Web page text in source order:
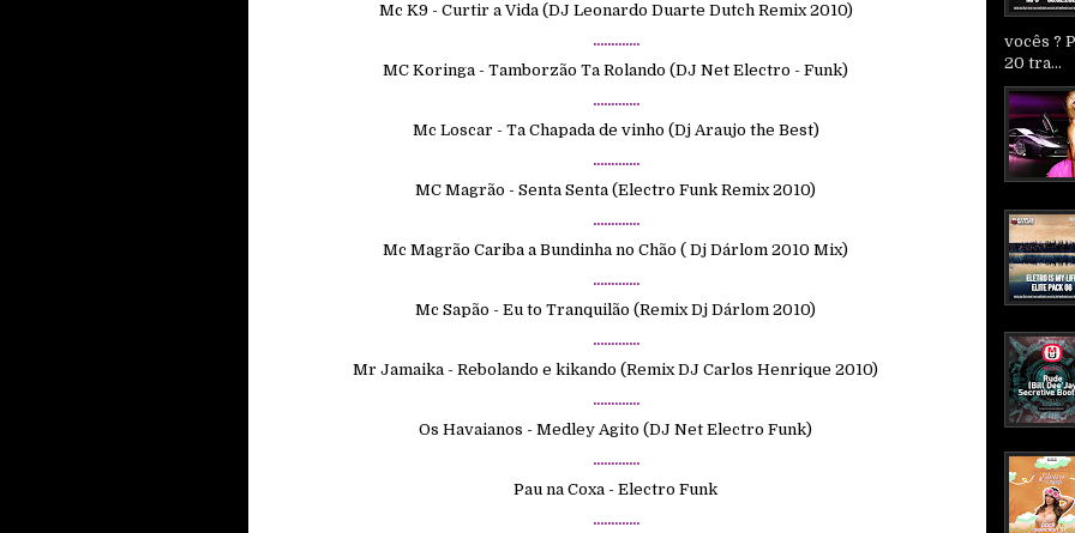
Mc K9 - Curtir a Vida (DJ Leonardo Duarte Dutch Remix 2010)
.............
MC Koringa - Tamborzão Ta Rolando (DJ Net Electro - Funk)
.............
Mc Loscar - Ta Chapada de vinho (Dj Araujo the Best)
.............
MC Magrão - Senta Senta (Electro Funk Remix 2010)
.............
Mc Magrão Cariba a Bundinha no Chão ( Dj Dárlom 2010 Mix)
.............
Mc Sapão - Eu to Tranquilão (Remix Dj Dárlom 2010)
.............
Mr Jamaika - Rebolando e kikando (Remix DJ Carlos Henrique 2010)
.............
Os Havaianos - Medley Agito (DJ Net Electro Funk)
.............
Pau na Coxa - Electro Funk
.............
vocês ?
20 tra...